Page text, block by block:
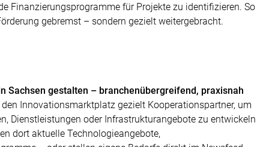
Finanzierungsprogramme für Projekte zu identifizieren. So
gebremst – sondern gezielt weitergebracht.
Sachsen gestalten – branchenübergreifend, praxisnah
Innovationsmarktplatz gezielt Kooperationspartner, um
Dienstleistungen oder Infrastrukturangebote zu entwickeln
dort aktuelle Technologieangebote,